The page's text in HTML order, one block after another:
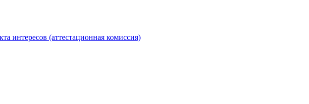
интересов (аттестационная комиссия)